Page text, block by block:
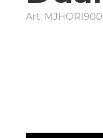
Art. MJHORI900